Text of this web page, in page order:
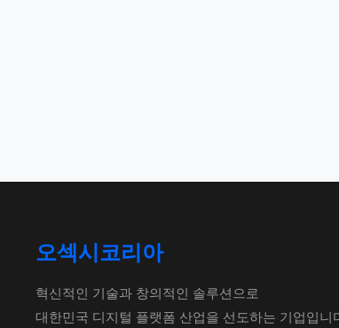
오섹시코리아
혁신적인 기술과 창의적인 솔루션으로
대한민국 디지털 플랫폼 산업을 선도하는 기업입니